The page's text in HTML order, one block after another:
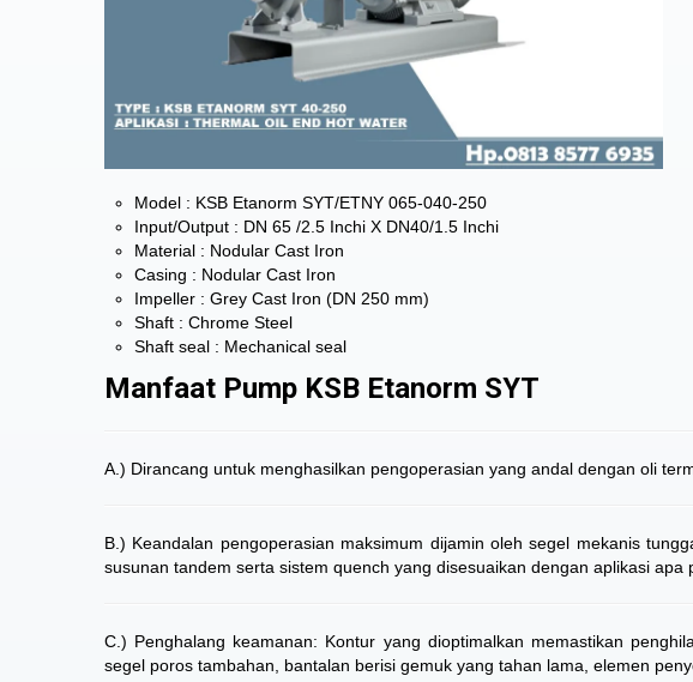
Model : KSB Etanorm SYT/ETNY 065-040-250
Input/Output : DN 65 /2.5 Inchi X DN40/1.5 Inchi
Material : Nodular Cast Iron
Casing : Nodular Cast Iron
Impeller : Grey Cast Iron (DN 250 mm)
Shaft : Chrome Steel
Shaft seal : Mechanical seal
Manfaat Pump KSB Etanorm SYT
A.) Dirancang untuk menghasilkan pengoperasian yang andal dengan oli
B.) Keandalan pengoperasian maksimum dijamin oleh segel mekanis
susunan tandem serta sistem quench yang disesuaikan dengan aplikasi apa
C.) Penghalang keamanan: Kontur yang dioptimalkan memastikan
segel poros tambahan, bantalan berisi gemuk yang tahan lama, elemen